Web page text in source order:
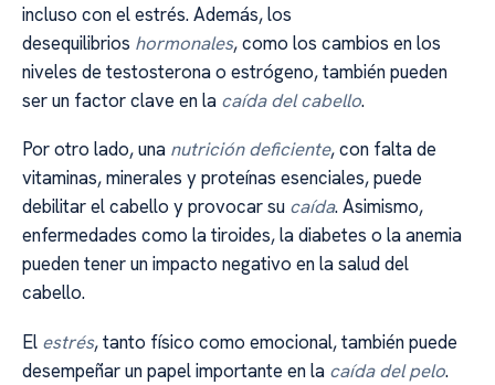
incluso con el estrés. Además, los
desequilibrios hormonales, como los cambios en los
niveles de testosterona o estrógeno, también pueden
ser un factor clave en la caída del cabello.
Por otro lado, una nutrición deficiente, con falta de
vitaminas, minerales y proteínas esenciales, puede
debilitar el cabello y provocar su caída. Asimismo,
enfermedades como la tiroides, la diabetes o la anemia
pueden tener un impacto negativo en la salud del
cabello.
El estrés, tanto físico como emocional, también puede
desempeñar un papel importante en la caída del pelo.